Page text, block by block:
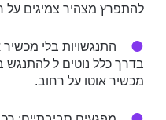
להתפרץ מצהיר צמיגים על
התנגשויות בלי
בדרך כלל נוטים ל להתנגש
מכשיר אוטו על רחוב.